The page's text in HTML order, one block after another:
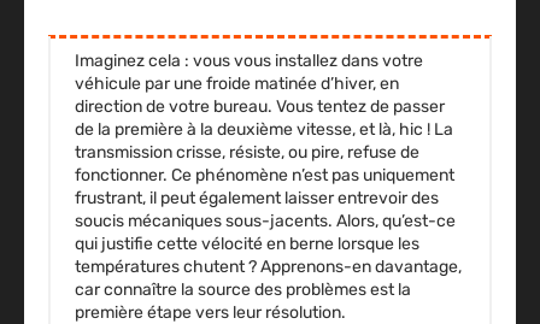
Imaginez cela : vous vous installez dans votre
véhicule par une froide matinée d’hiver, en
direction de votre bureau. Vous tentez de passer
de la première à la deuxième vitesse, et là, hic ! La
transmission crisse, résiste, ou pire, refuse de
fonctionner. Ce phénomène n’est pas uniquement
frustrant, il peut également laisser entrevoir des
soucis mécaniques sous-jacents. Alors, qu’est-ce
qui justifie cette vélocité en berne lorsque les
températures chutent ? Apprenons-en davantage,
car connaître la source des problèmes est la
première étape vers leur résolution.